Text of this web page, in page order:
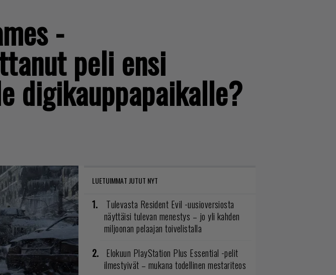
-
peli ensi
digikauppapaikalle?
LUETUIMMAT JUTUT NYT
Tulevasta Resident Evil -uusioversiosta
näyttäisi tulevan menestys – jo yli kahden
miljoonan pelaajan toivelistalla
Elokuun PlayStation Plus Essential -pelit
ilmestyivät – mukana todellinen mestariteos